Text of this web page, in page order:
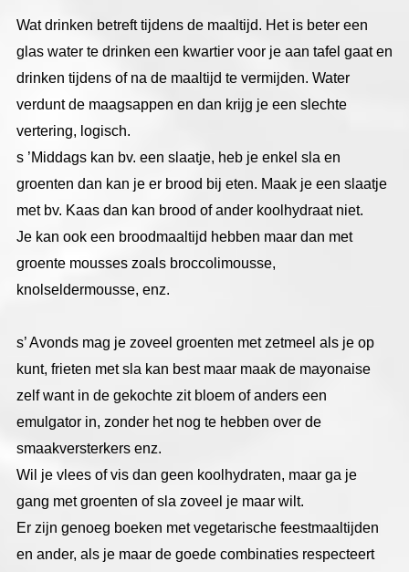
Wat drinken betreft tijdens de maaltijd. Het is beter een
glas water te drinken een kwartier voor je aan tafel gaat en
drinken tijdens of na de maaltijd te vermijden. Water
verdunt de maagsappen en dan krijg je een slechte
vertering, logisch.
s ’Middags kan bv. een slaatje, heb je enkel sla en
groenten dan kan je er brood bij eten. Maak je een slaatje
met bv. Kaas dan kan brood of ander koolhydraat niet.
Je kan ook een broodmaaltijd hebben maar dan met
groente mousses zoals broccolimousse,
knolseldermousse, enz.
s’ Avonds mag je zoveel groenten met zetmeel als je op
kunt, frieten met sla kan best maar maak de mayonaise
zelf want in de gekochte zit bloem of anders een
emulgator in, zonder het nog te hebben over de
smaakversterkers enz.
Wil je vlees of vis dan geen koolhydraten, maar ga je
gang met groenten of sla zoveel je maar wilt.
Er zijn genoeg boeken met vegetarische feestmaaltijden
en ander, als je maar de goede combinaties respecteert